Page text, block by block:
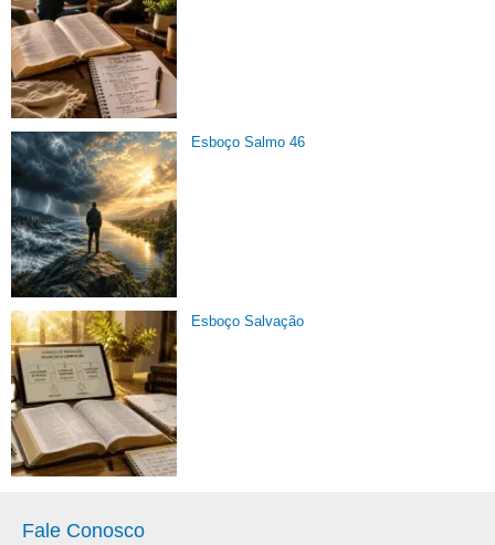
Esboço Salmo 46
Esboço Salvação
Fale Conosco